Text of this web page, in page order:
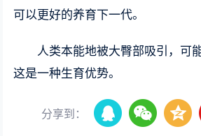
可以更好的养育下一代。
人类本能地被大臀部吸引，可
这是一种生育优势。
分享到：